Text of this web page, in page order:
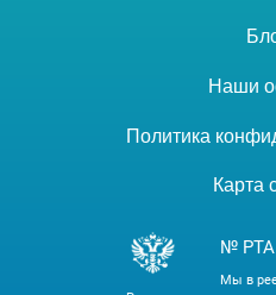
Наши
Политика
Карта
Мы в
№ РТА